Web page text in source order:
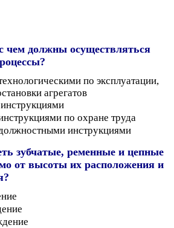
чем должны осуществляться
по эксплуатации,
агрегатов
по охране труда
инструкциями
зубчатые, ременные и цепные
от высоты их расположения и